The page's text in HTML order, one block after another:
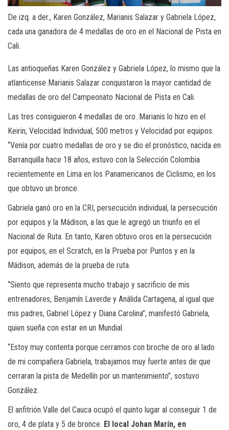
De izq. a der., Karen González, Marianis Salazar y Gabriela López,
cada una ganadora de 4 medallas de oro en el Nacional de Pista en
Cali.
Las antioqueñas Karen González y Gabriela López, lo mismo que la
atlanticense Marianis Salazar conquistaron la mayor cantidad de
medallas de oro del Campeonato Nacional de Pista en Cali.
Las tres consiguieron 4 medallas de oro. Marianis lo hizo en el
Keirin, Velocidad Individual, 500 metros y Velocidad por equipos.
“Venía por cuatro medallas de oro y se dio el pronóstico, nacida en
Barranquilla hace 18 años, estuvo con la Selección Colombia
recientemente en Lima en los Panamericanos de Ciclismo, en los
que obtuvo un bronce.
Gabriela ganó oro en la CRI, persecución individual, la persecución
por equipos y la Mádison, a las que le agregó un triunfo en el
Nacional de Ruta. En tanto, Karen obtuvo oros en la persecución
por equipos, en el Scratch, en la Prueba por Puntos y en la
Mádison, además de la prueba de ruta.
“Siento que representa mucho trabajo y sacrificio de mis
entrenadores, Benjamín Laverde y Análida Cartagena, al igual que
mis padres, Gabriel López y Diana Carolina”, manifestó Gabriela,
quien sueña con estar en un Mundial.
“Estoy muy contenta porque cerramos con broche de oro al lado
de mi compañera Gabriela, trabajamos muy fuerte antes de que
cerraran la pista de Medellín por un mantenimiento”, sostuvo
González.
El anfitrión Valle del Cauca ocupó el quinto lugar al conseguir 1 de
oro, 4 de plata y 5 de bronce. El local Johan Marín, en